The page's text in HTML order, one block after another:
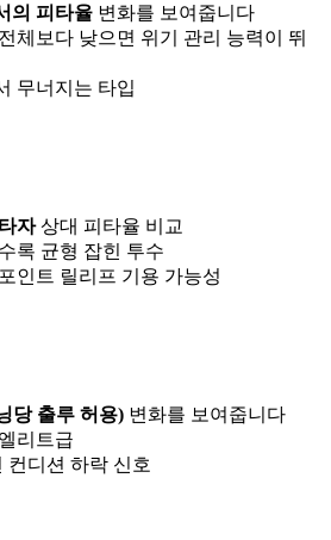
의 피타율 변화를 보여줍니다
체보다 낮으면 위기 관리 능력이 뛰
무너지는 타입
자상대 피타율 비교
록 균형 잡힌 투수
인트 릴리프 기용 가능성
당 출루 허용) 변화를 보여줍니다
리트급
컨디션 하락 신호